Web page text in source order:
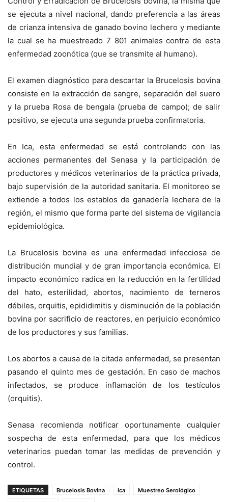
se ejecuta a nivel nacional, dando preferencia a las áreas
de crianza intensiva de ganado bovino lechero y mediante
la cual se ha muestreado 7 801 animales contra de esta
enfermedad zoonótica (que se transmite al humano).
El examen diagnóstico para descartar la Brucelosis bovina
consiste en la extracción de sangre, separación del suero
y la prueba Rosa de bengala (prueba de campo); de salir
positivo, se ejecuta una segunda prueba confirmatoria.
En Ica, esta enfermedad se está controlando con las
acciones permanentes del Senasa y la participación de
productores y médicos veterinarios de la práctica privada,
bajo supervisión de la autoridad sanitaria. El monitoreo se
extiende a todos los establos de ganadería lechera de la
región, el mismo que forma parte del sistema de vigilancia
epidemiológica.
La Brucelosis bovina es una enfermedad infecciosa de
distribución mundial y de gran importancia económica. El
impacto económico radica en la reducción en la fertilidad
del hato, esterilidad, abortos, nacimiento de terneros
débiles, orquitis, epididimitis y disminución de la población
bovina por sacrificio de reactores, en perjuicio económico
de los productores y sus familias.
Los abortos a causa de la citada enfermedad, se presentan
pasando el quinto mes de gestación. En caso de machos
infectados, se produce inflamación de los testículos
(orquitis).
Senasa recomienda notificar oportunamente cualquier
sospecha de esta enfermedad, para que los médicos
veterinarios puedan tomar las medidas de prevención y
control.
ETIQUETAS Brucelosis Bovina Ica
Muestreo Serológico